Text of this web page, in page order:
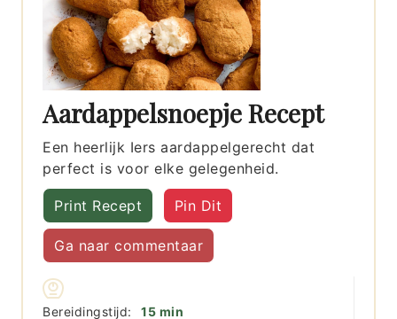
Aardappelsnoepje Recept
Een heerlijk Iers aardappelgerecht dat
perfect is voor elke gelegenheid.
Print Recept Pin Dit
Ga naar commentaar
Bereidingstijd: 15minuten
min